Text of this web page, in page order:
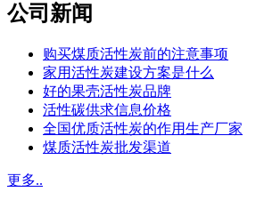
公司新闻
购买煤质活性炭前的注意事项
家用活性炭建设方案是什么
好的果壳活性炭品牌
活性碳供求信息价格
全国优质活性炭的作用生产厂家
煤质活性炭批发渠道
更多..